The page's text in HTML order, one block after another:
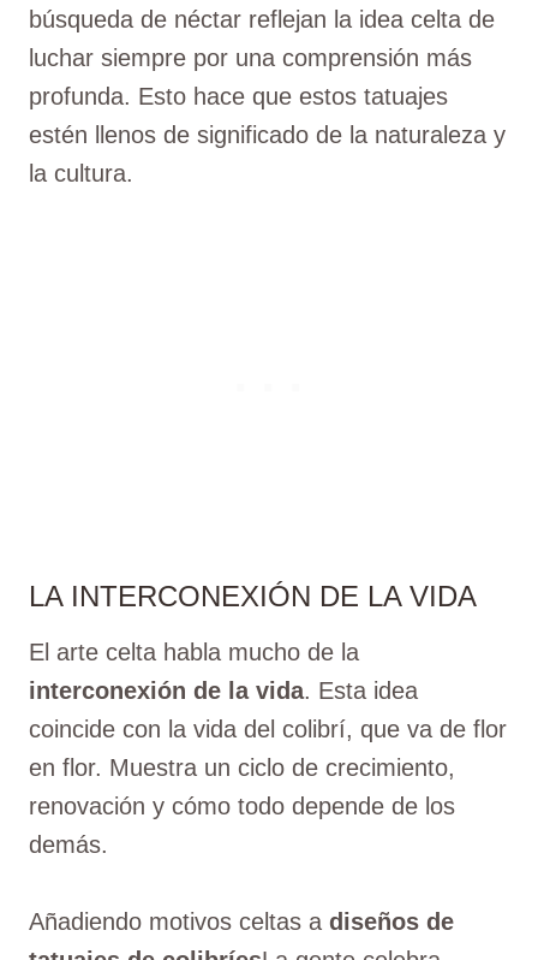
búsqueda de néctar reflejan la idea celta de
luchar siempre por una comprensión más
profunda. Esto hace que estos tatuajes
estén llenos de significado de la naturaleza y
la cultura.
LA INTERCONEXIÓN DE LA VIDA
El arte celta habla mucho de la
interconexión de la vida. Esta idea
coincide con la vida del colibrí, que va de flor
en flor. Muestra un ciclo de crecimiento,
renovación y cómo todo depende de los
demás.
Añadiendo motivos celtas a diseños de